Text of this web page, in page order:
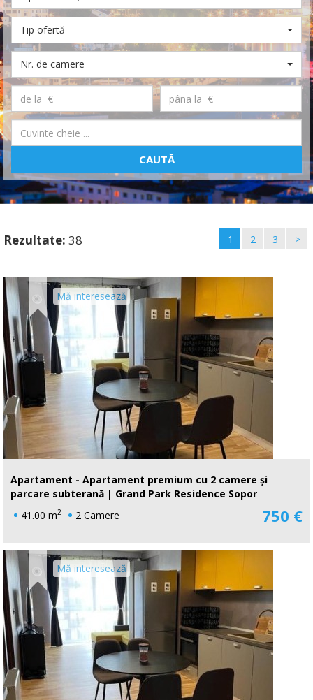
Tip ofertă
Nr. de camere
CAUTĂ
Rezultate: 38 1 2 3 >
Mă interesează
Apartament - Apartament premium cu 2 camere și
parcare subterană | Grand Park Residence Sopor
41.00 m2 2 Camere 750 €
Mă interesează